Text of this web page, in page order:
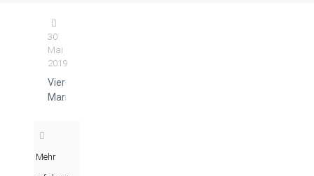
30.
Mai
2019
Viereck
Marion
Mehr